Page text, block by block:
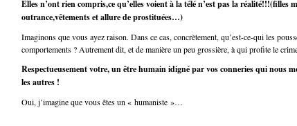
Elles n’ont rien compris,ce qu’elles voient à la télé n’est pas la réalité!!!(filles
outrance,vêtements et allure de prostituées…)
Imaginons que vous ayez raison. Dans ce cas, concrètement, qu’est-ce-qui les
comportements ? Autrement dit, et de manière un peu grossière, à qui profite le
Respectueusement votre, un être humain idigné par vos conneries qui nous
les autres !
Oui, j’imagine que vous êtes un « humaniste »…